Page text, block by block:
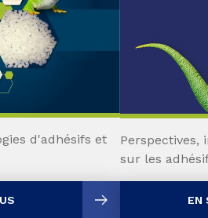
d'adhésifs et
Perspectives,
sur les
EN